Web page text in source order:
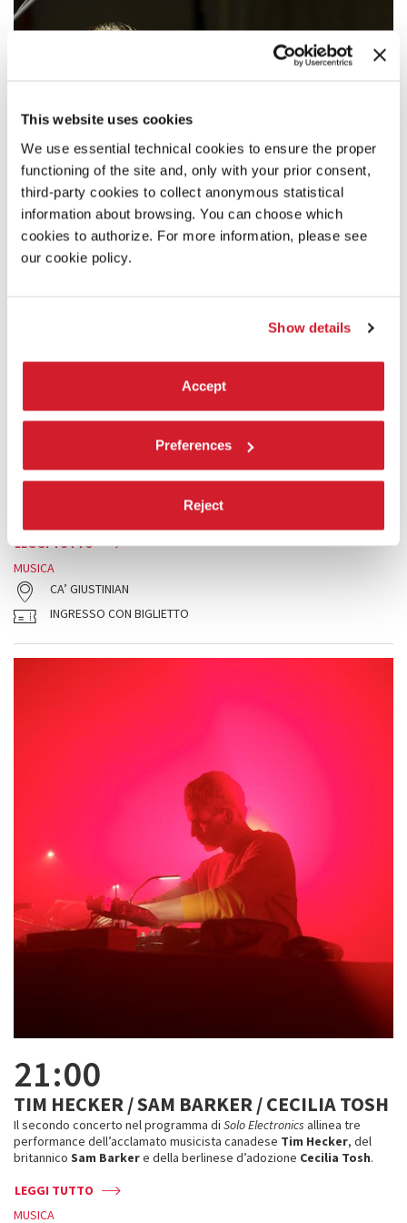
This website uses cookies
We use essential technical cookies to ensure the proper
functioning of the site and, only with your prior consent,
third-party cookies to collect anonymous statistical
information about browsing. You can choose which
cookies to authorize. For more information, please see
our cookie policy.
Show details
Accept
Preferences
Reject
17:00
Hannah Levinson alla viola esegue musiche diBahar Royaee, di
LEGGI TUTTO
MUSICA
CA’ GIUSTINIAN
INGRESSO CON BIGLIETTO
21:00
TIM HECKER / SAM BARKER / CECILIA TOSH
Il secondo concerto nel programma di Solo Electronics allinea tre
performance dell’acclamato musicista canadese Tim Hecker, del
britannico Sam Barkere della berlinese d’adozione Cecilia Tosh.
LEGGI TUTTO
MUSICA